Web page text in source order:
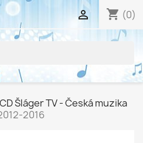
shopping_cart (0)

CD Šláger TV - Česká muzika
2016